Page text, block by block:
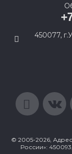
450077,
© 2005-2026,
России»: